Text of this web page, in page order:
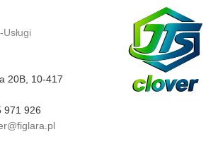
20B, 10-417
971 926